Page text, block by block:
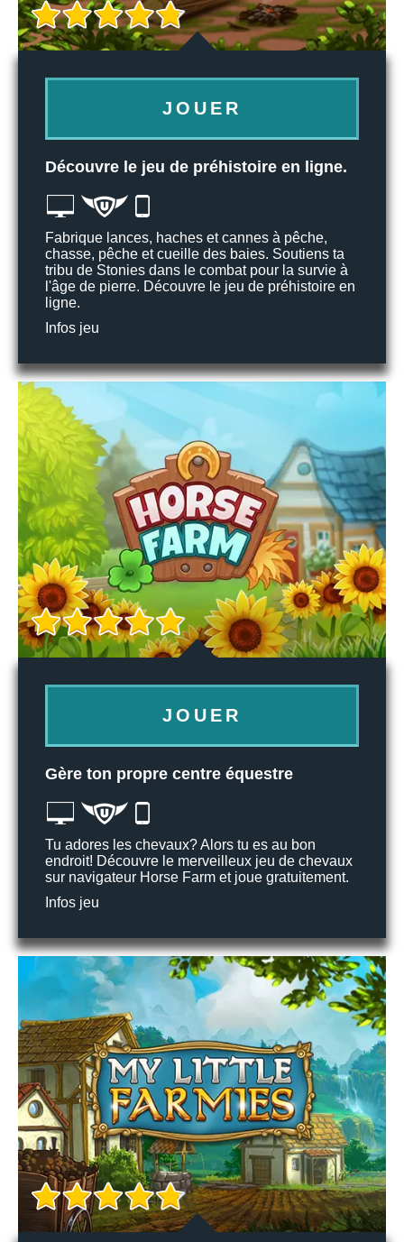
JOUER
Découvre le jeu de préhistoire en ligne.
Fabrique lances, haches et cannes à pêche,
chasse, pêche et cueille des baies. Soutiens ta
tribu de Stonies dans le combat pour la survie à
l'âge de pierre. Découvre le jeu de préhistoire en
ligne.
Infos jeu
JOUER
Gère ton propre centre équestre
Tu adores les chevaux? Alors tu es au bon
endroit! Découvre le merveilleux jeu de chevaux
sur navigateur Horse Farm et joue gratuitement.
Infos jeu